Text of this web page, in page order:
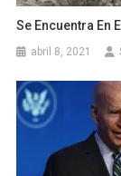
Se Encuentra En
abril 8, 2021